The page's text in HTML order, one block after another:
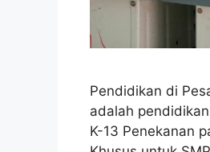
Pendidikan di
adalah
K-13 Penekanan